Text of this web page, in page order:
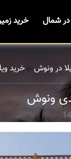
در شمال خرید
در ونوش خرید
ونوش